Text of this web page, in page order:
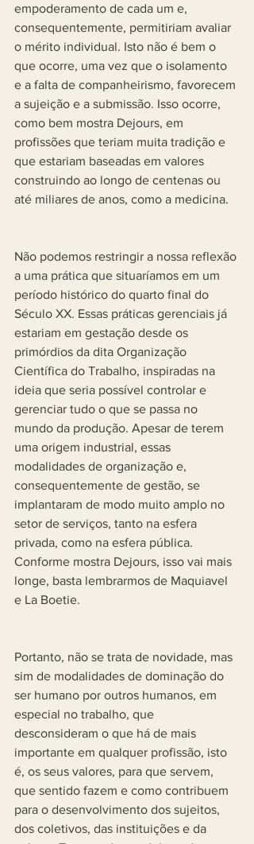
empoderamento de cada um e,
consequentemente, permitiriam avaliar
o mérito individual. Isto não é bem o
que ocorre, uma vez que o isolamento
e a falta de companheirismo, favorecem
a sujeição e a submissão. Isso ocorre,
como bem mostra Dejours, em
profissões que teriam muita tradição e
que estariam baseadas em valores
construindo ao longo de centenas ou
até miliares de anos, como a medicina.
Não podemos restringir a nossa reflexão
a uma prática que situaríamos em um
período histórico do quarto final do
Século XX. Essas práticas gerenciais já
estariam em gestação desde os
primórdios da dita Organização
Científica do Trabalho, inspiradas na
ideia que seria possível controlar e
gerenciar tudo o que se passa no
mundo da produção. Apesar de terem
uma origem industrial, essas
modalidades de organização e,
consequentemente de gestão, se
implantaram de modo muito amplo no
setor de serviços, tanto na esfera
privada, como na esfera pública.
Conforme mostra Dejours, isso vai mais
longe, basta lembrarmos de Maquiavel
e La Boetie.
Portanto, não se trata de novidade, mas
sim de modalidades de dominação do
ser humano por outros humanos, em
especial no trabalho, que
desconsideram o que há de mais
importante em qualquer profissão, isto
é, os seus valores, para que servem,
que sentido fazem e como contribuem
para o desenvolvimento dos sujeitos,
dos coletivos, das instituições e da